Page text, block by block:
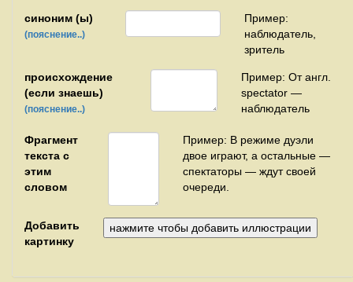
синоним (ы)
(пояснение..)
Пример:
наблюдатель,
зритель
происхождение
(если знаешь)
(пояснение..)
Пример: От англ.
spectator —
наблюдатель
Фрагмент
текста с
этим
словом
Пример: В режиме дуэли
двое играют, а остальные —
спектаторы — ждут своей
очереди.
Добавить
картинку